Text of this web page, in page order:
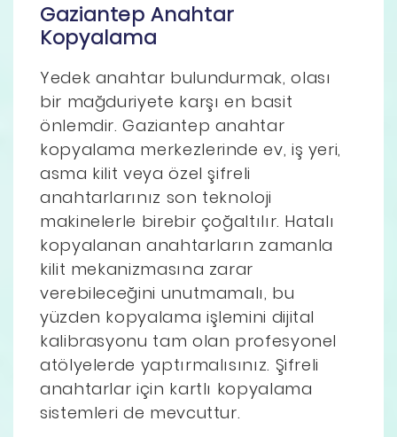
Gaziantep Anahtar
Kopyalama
Yedek anahtar bulundurmak, olası
bir mağduriyete karşı en basit
önlemdir. Gaziantep anahtar
kopyalama merkezlerinde ev, iş yeri,
asma kilit veya özel şifreli
anahtarlarınız son teknoloji
makinelerle birebir çoğaltılır. Hatalı
kopyalanan anahtarların zamanla
kilit mekanizmasına zarar
verebileceğini unutmamalı, bu
yüzden kopyalama işlemini dijital
kalibrasyonu tam olan profesyonel
atölyelerde yaptırmalısınız. Şifreli
anahtarlar için kartlı kopyalama
sistemleri de mevcuttur.